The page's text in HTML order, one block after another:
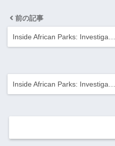
前の記事
Inside African Parks: Investiga…
Inside African Parks: Investiga…